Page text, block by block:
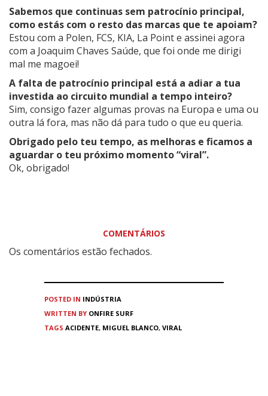
Sabemos que continuas sem patrocínio principal,
como estás com o resto das marcas que te apoiam?
Estou com a Polen, FCS, KIA, La Point e assinei agora
com a Joaquim Chaves Saúde, que foi onde me dirigi
mal me magoei!
A falta de patrocínio principal está a adiar a tua
investida ao circuito mundial a tempo inteiro?
Sim, consigo fazer algumas provas na Europa e uma ou
outra lá fora, mas não dá para tudo o que eu queria.
Obrigado pelo teu tempo, as melhoras e ficamos a
aguardar o teu próximo momento “viral”.
Ok, obrigado!
COMENTÁRIOS
Os comentários estão fechados.
POSTED IN INDÚSTRIA
WRITTEN BY ONFIRE SURF
TAGS ACIDENTE, MIGUEL BLANCO, VIRAL